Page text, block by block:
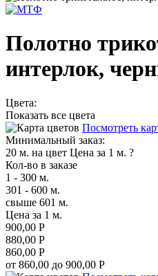
Полотно
интерлок,
Цвета:
Показать все цвета
Посмотреть
Минимальный заказ:
20 м. на цвет Цена за 1 м. ?
Кол-во в заказе
1 - 300 м.
301 - 600 м.
свыше 601 м.
Цена за 1 м.
900,00 Р
880,00 Р
860,00 Р
от 860,00 до 900,00 Р